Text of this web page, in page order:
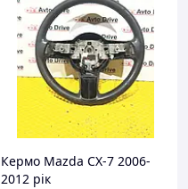
Кермо Mazda CX-7 2006-
2012 рік